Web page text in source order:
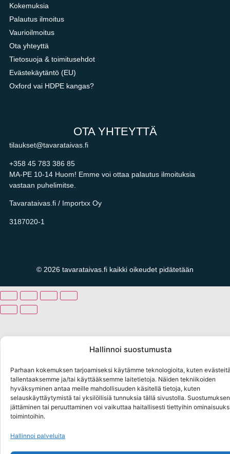
Hallinnoi suostumusta
Parhaan kokemuksen tarjoamiseksi käytämme teknologioita, kuten
tallentaaksemme ja/tai käyttääksemme laitetietoja. Näiden tekniikoiden
hyväksyminen antaa meille mahdollisuuden käsitellä tietoja, kuten
selauskäyttäytymistä tai yksilöllisiä tunnuksia tällä sivustolla. Suostumuksen
jättäminen tai peruuttaminen voi vaikuttaa haitallisesti tiettyihin
toimintoihin.
Hallinnoi palveluita
Kokemuksia
Palautus ilmoitus
Vaurioilmoitus
Ota yhteyttä
Tietosuoja & toimitusehdot
Evästekäytäntö (EU)
Oxford vai HDPE kangas?
OTA YHTEYTTÄ
tilaukset@tavarataivas.fi
+358 45 783 386 85
MA-PE 10-14 Huom! Emme voi ottaa palautus ilmoituksia
vastaan puhelimitse.
Tavarataivas.fi / Importxx Oy
3187020-1
© 2026 tavarataivas.fi kaikki oikeudet pidätetään